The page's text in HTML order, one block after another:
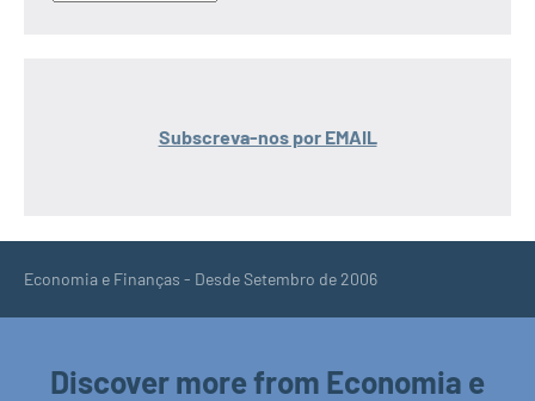
Subscreva-nos por EMAIL
Economia e Finanças - Desde Setembro de 2006
Discover more from Economia e